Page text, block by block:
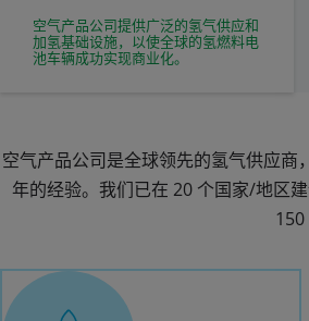
空气产品公司提供广泛的氢气供应和
加氢基础设施，以使全球的氢燃料电
池车辆成功实现商业化。
空气产品公司是全球领先的氢气供应
年的经验。我们已在 20 个国家/地区
150